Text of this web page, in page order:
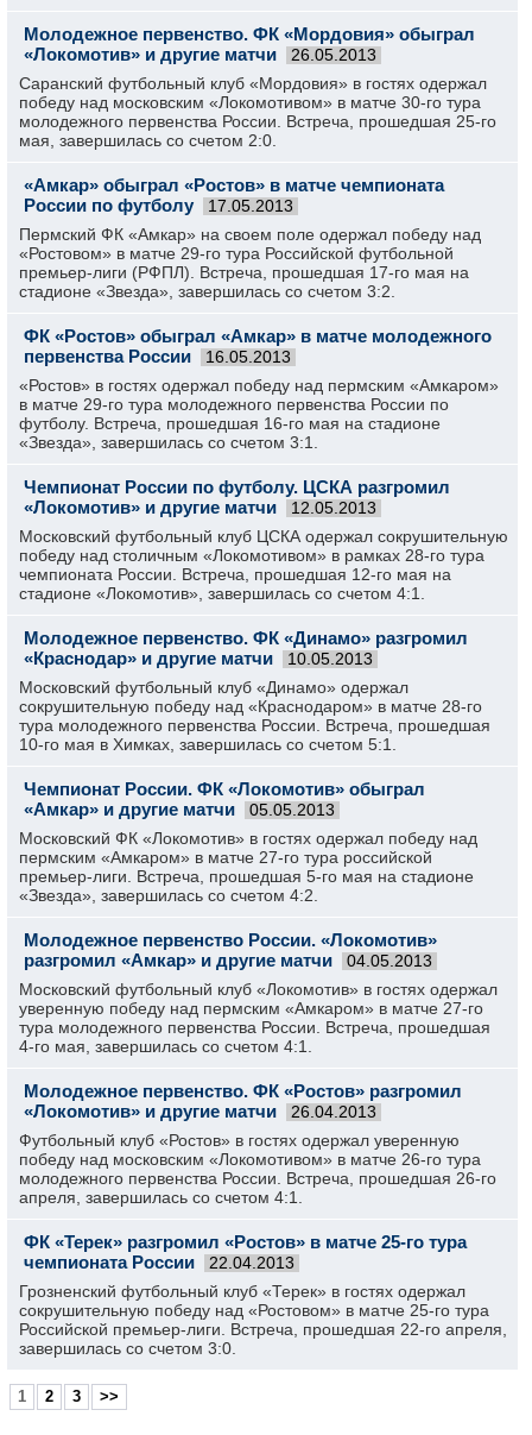
Молодежное первенство. ФК «Мордовия» обыграл
«Локомотив» и другие матчи
26.05.2013
Саранский футбольный клуб «Мордовия» в гостях одержал
победу над московским «Локомотивом» в матче 30-го тура
молодежного первенства России. Встреча, прошедшая 25-го
мая, завершилась со счетом 2:0.
«Амкар» обыграл «Ростов» в матче чемпионата
России по футболу
17.05.2013
Пермский ФК «Амкар» на своем поле одержал победу над
«Ростовом» в матче 29-го тура Российской футбольной
премьер-лиги (РФПЛ). Встреча, прошедшая 17-го мая на
стадионе «Звезда», завершилась со счетом 3:2.
ФК «Ростов» обыграл «Амкар» в матче молодежного
первенства России
16.05.2013
«Ростов» в гостях одержал победу над пермским «Амкаром»
в матче 29-го тура молодежного первенства России по
футболу. Встреча, прошедшая 16-го мая на стадионе
«Звезда», завершилась со счетом 3:1.
Чемпионат России по футболу. ЦСКА разгромил
«Локомотив» и другие матчи
12.05.2013
Московский футбольный клуб ЦСКА одержал сокрушительную
победу над столичным «Локомотивом» в рамках 28-го тура
чемпионата России. Встреча, прошедшая 12-го мая на
стадионе «Локомотив», завершилась со счетом 4:1.
Молодежное первенство. ФК «Динамо» разгромил
«Краснодар» и другие матчи
10.05.2013
Московский футбольный клуб «Динамо» одержал
сокрушительную победу над «Краснодаром» в матче 28-го
тура молодежного первенства России. Встреча, прошедшая
10-го мая в Химках, завершилась со счетом 5:1.
Чемпионат России. ФК «Локомотив» обыграл
«Амкар» и другие матчи
05.05.2013
Московский ФК «Локомотив» в гостях одержал победу над
пермским «Амкаром» в матче 27-го тура российской
премьер-лиги. Встреча, прошедшая 5-го мая на стадионе
«Звезда», завершилась со счетом 4:2.
Молодежное первенство России. «Локомотив»
разгромил «Амкар» и другие матчи
04.05.2013
Московский футбольный клуб «Локомотив» в гостях одержал
уверенную победу над пермским «Амкаром» в матче 27-го
тура молодежного первенства России. Встреча, прошедшая
4-го мая, завершилась со счетом 4:1.
Молодежное первенство. ФК «Ростов» разгромил
«Локомотив» и другие матчи
26.04.2013
Футбольный клуб «Ростов» в гостях одержал уверенную
победу над московским «Локомотивом» в матче 26-го тура
молодежного первенства России. Встреча, прошедшая 26-го
апреля, завершилась со счетом 4:1.
ФК «Терек» разгромил «Ростов» в матче 25-го тура
чемпионата России
22.04.2013
Грозненский футбольный клуб «Терек» в гостях одержал
сокрушительную победу над «Ростовом» в матче 25-го тура
Российской премьер-лиги. Встреча, прошедшая 22-го апреля,
завершилась со счетом 3:0.
1 2 3 >>